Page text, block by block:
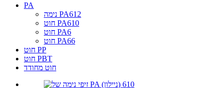
PA
נימה PA612
חוט PA610
חוט PA6
חוט PA66
חוט PP
חוט PBT
חוט מחודד